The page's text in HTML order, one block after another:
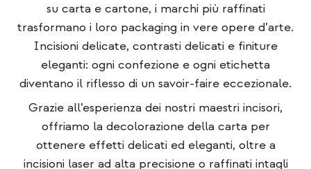
su carta e cartone, i marchi più raffinati
trasformano i loro packaging in vere opere d’arte.
Incisioni delicate, contrasti delicati e finiture
eleganti: ogni confezione e ogni etichetta
diventano il riflesso di un savoir-faire eccezionale.
Grazie all’esperienza dei nostri maestri incisori,
offriamo la decolorazione della carta per
ottenere effetti delicati ed eleganti, oltre a
incisioni laser ad alta precisione o raffinati intagli